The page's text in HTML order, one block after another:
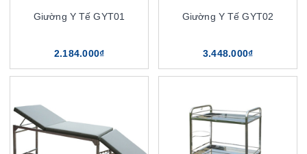
Giường Y Tế GYT01
2.184.000₫
Giường Y Tế GYT02
3.448.000₫